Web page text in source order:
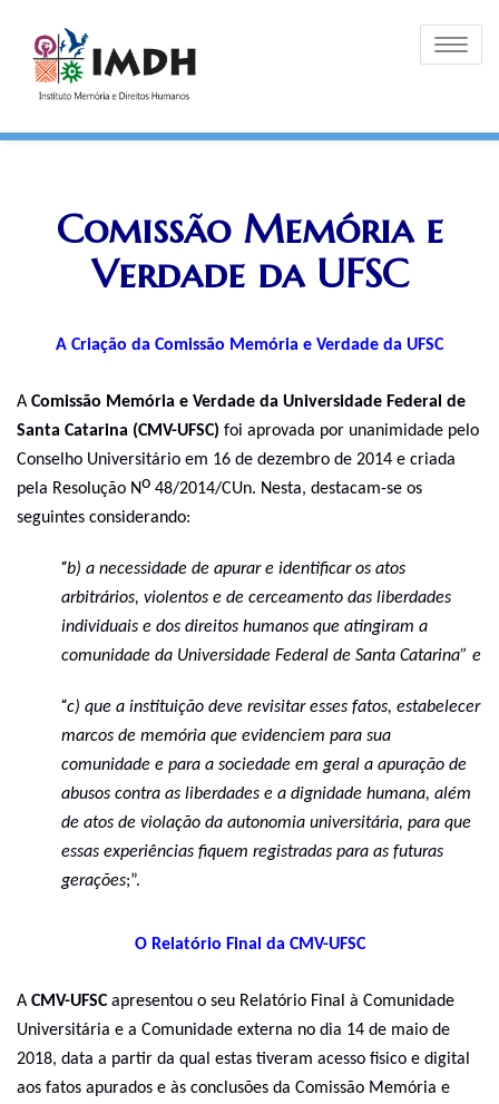
Toggle
Comissão Memória e
Verdade da UFSC
A Criação da Comissão Memória e Verdade da UFSC
A Comissão Memória e Verdade da Universidade Federal de
Santa Catarina (CMV-UFSC) foi aprovada por unanimidade pelo
Conselho Universitário em 16 de dezembro de 2014 e criada
pela Resolução No 48/2014/CUn. Nesta, destacam-se os
seguintes considerando:
“b) a necessidade de apurar e identificar os atos
arbitrários, violentos e de cerceamento das liberdades
individuais e dos direitos humanos que atingiram a
comunidade da Universidade Federal de Santa Catarina” e
“c) que a instituição deve revisitar esses fatos, estabelecer
marcos de memória que evidenciem para sua
comunidade e para a sociedade em geral a apuração de
abusos contra as liberdades e a dignidade humana, além
de atos de violação da autonomia universitária, para que
essas experiências fiquem registradas para as futuras
gerações;”.
O Relatório Final da CMV-UFSC
A CMV-UFSCapresentou o seu Relatório Final à Comunidade
Universitária e a Comunidade externa no dia 14 de maio de
2018, data a partir da qual estas tiveram acesso fisico e digital
aos fatos apurados e às conclusões da Comissão Memória e